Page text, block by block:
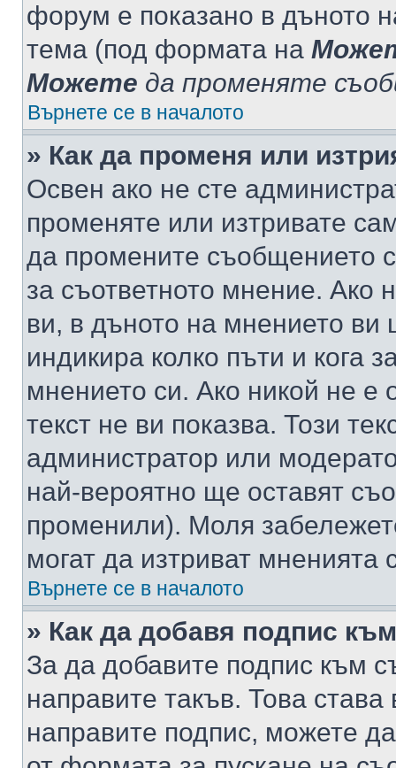
форум е показано в дъното
тема (под формата на
Можете да променяте
Върнете се в началото
» Как да променя или
Освен ако не сте
променяте или изтривате
да промените съобщението
за съответното мнение. Ако
ви, в дъното на мнението ви
индикира колко пъти и кога
мнението си. Ако никой не е
текст не ви показва. Този
администратор или
най-вероятно ще оставят
променили). Моля
могат да изтриват мненията
Върнете се в началото
» Как да добавя подпис
За да добавите подпис към
направите такъв. Това
направите подпис, можете